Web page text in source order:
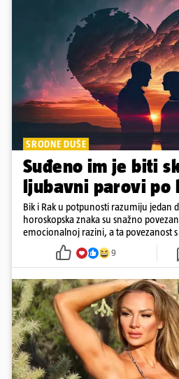
SRODNE DUŠE
Suđeno im je biti
ljubavni parovi po
Bik i Rak u potpunosti razumiju jedan
horoskopska znaka su snažno
emocionalnoj razini, a ta povezanost
9